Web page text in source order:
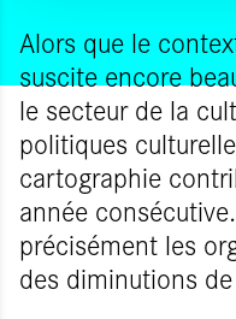
Alors que le
suscite encore
le secteur de la
politiques
cartographie
année
précisément les
des diminutions